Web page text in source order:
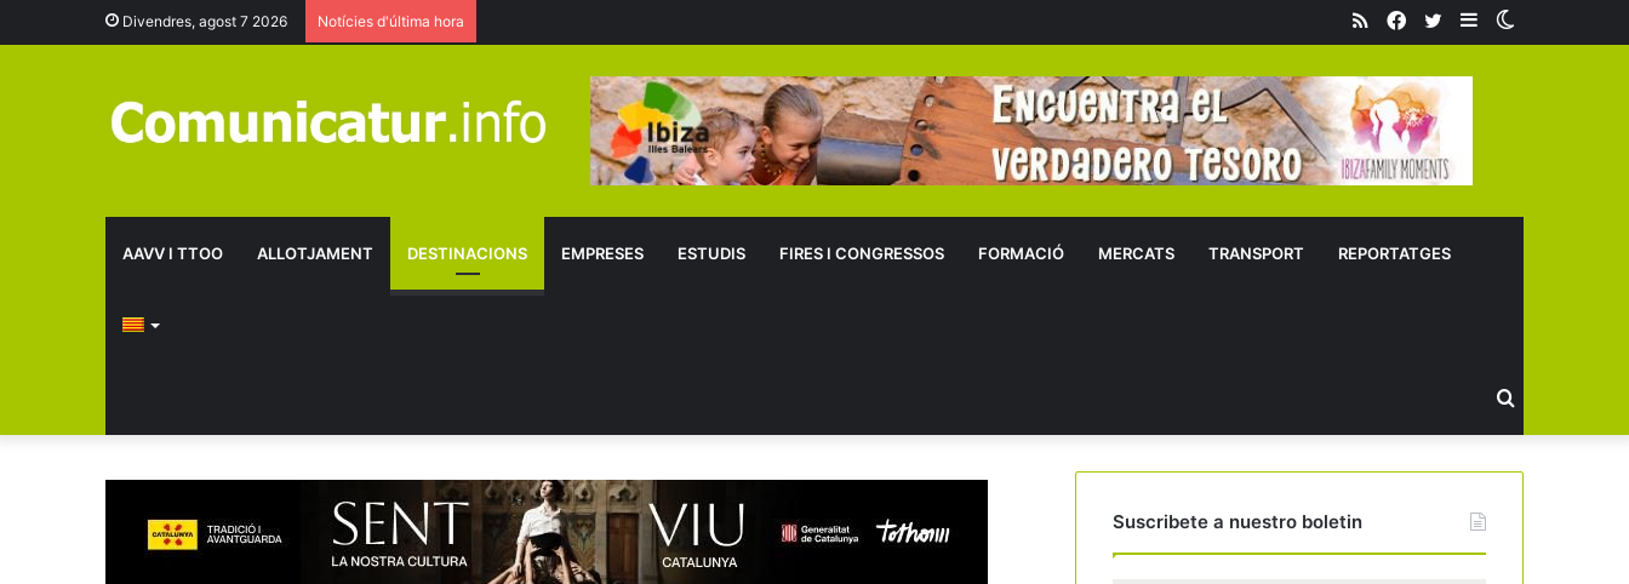
Divendres, agost 7 2026 Notícies d'última hora Sidebar
Twitter
Facebook
RSS
AAVV I TTOO ALLOTJAMENT DESTINACIONS EMPRESES ESTUDIS FIRES I CONGRESSOS FORMACIÓ MERCATS TRANSPORT REPORTATGES
Buscar
Suscribete a nuestro boletin